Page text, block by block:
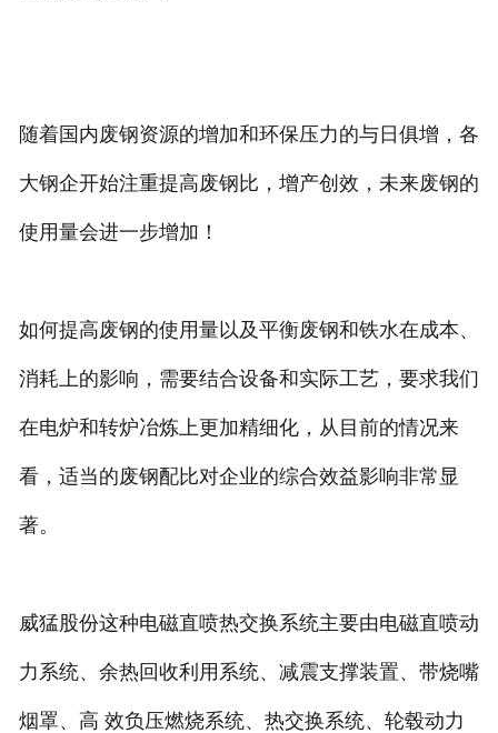
随着国内废钢资源的增加和环保压力的与日俱增，各
大钢企开始注重提高废钢比，增产创效，未来废钢的
使用量会进一步增加！
如何提高废钢的使用量以及平衡废钢和铁水在成本、
消耗上的影响，需要结合设备和实际工艺，要求我们
在电炉和转炉冶炼上更加精细化，从目前的情况来
看，适当的废钢配比对企业的综合效益影响非常显
著。
威猛股份这种电磁直喷热交换系统主要由电磁直喷动
力系统、余热回收利用系统、减震支撑装置、带烧嘴
烟罩、高 效负压燃烧系统、热交换系统、轮毂动力